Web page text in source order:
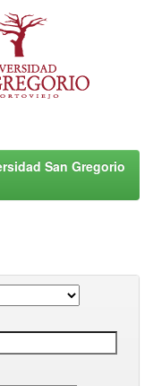
San Gregorio